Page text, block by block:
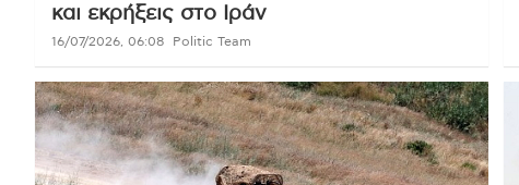
και εκρήξεις στο Ιράν
16/07/2026, 06:08 Politic Team